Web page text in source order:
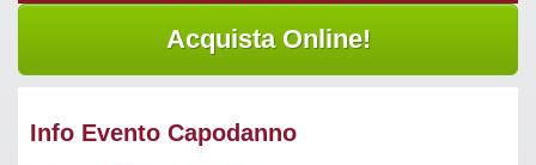
Info Evento Capodanno